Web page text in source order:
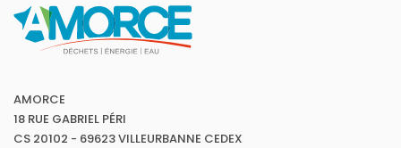
AMORCE
18 RUE GABRIEL PÉRI
CS 20102 - 69623 VILLEURBANNE CEDEX